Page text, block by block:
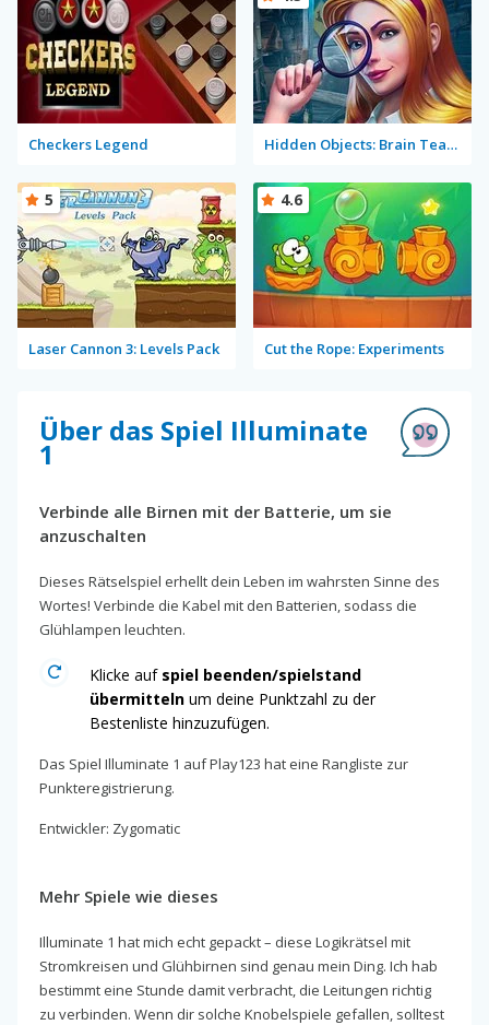
Checkers Legend Hidden Objects: Brain Teaser
Laser Cannon 3: Levels Pack
5
Cut the Rope: Experiments
4.6
Über das Spiel Illuminate
1
Verbinde alle Birnen mit der Batterie, um sie
anzuschalten
Dieses Rätselspiel erhellt dein Leben im wahrsten Sinne des
Wortes! Verbinde die Kabel mit den Batterien, sodass die
Glühlampen leuchten.
Klicke auf spiel beenden/spielstand
übermitteln um deine Punktzahl zu der
Bestenliste hinzuzufügen.
Das Spiel Illuminate 1 auf Play123 hat eine Rangliste zur
Punkteregistrierung.
Entwickler: Zygomatic
Mehr Spiele wie dieses
Illuminate 1 hat mich echt gepackt – diese Logikrätsel mit
Stromkreisen und Glühbirnen sind genau mein Ding. Ich hab
bestimmt eine Stunde damit verbracht, die Leitungen richtig
zu verbinden. Wenn dir solche Knobelspiele gefallen, solltest